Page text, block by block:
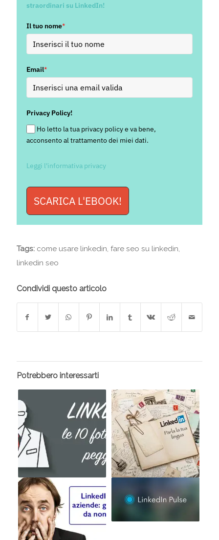
straordinari su LinkedIn!
Il tuo nome*
Email*
Privacy Policy!
Ho letto la tua privacy policy e va bene,
acconsento al trattamento dei miei dati.
Leggi l'informativa privacy
SCARICA L'EBOOK!
Tags: come usare linkedin, fare seo su linkedin,
linkedin seo
Condividi questo articolo
Potrebbero interessarti